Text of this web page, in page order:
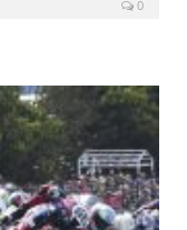
0